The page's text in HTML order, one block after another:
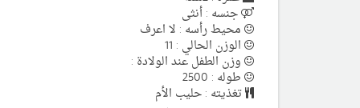
جنسه : أنثى
محيط رأسه : لا اعرف
الوزن الحالي : 11
وزن الطفل عند الولادة :
طوله : 2500
تغذيته : حليب الأم